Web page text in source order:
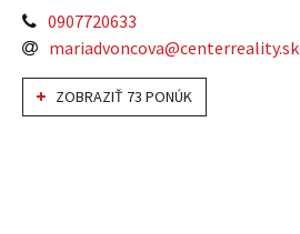
0907720633
mariadvoncova@centerreality.sk
ZOBRAZIŤ 73 PONÚK